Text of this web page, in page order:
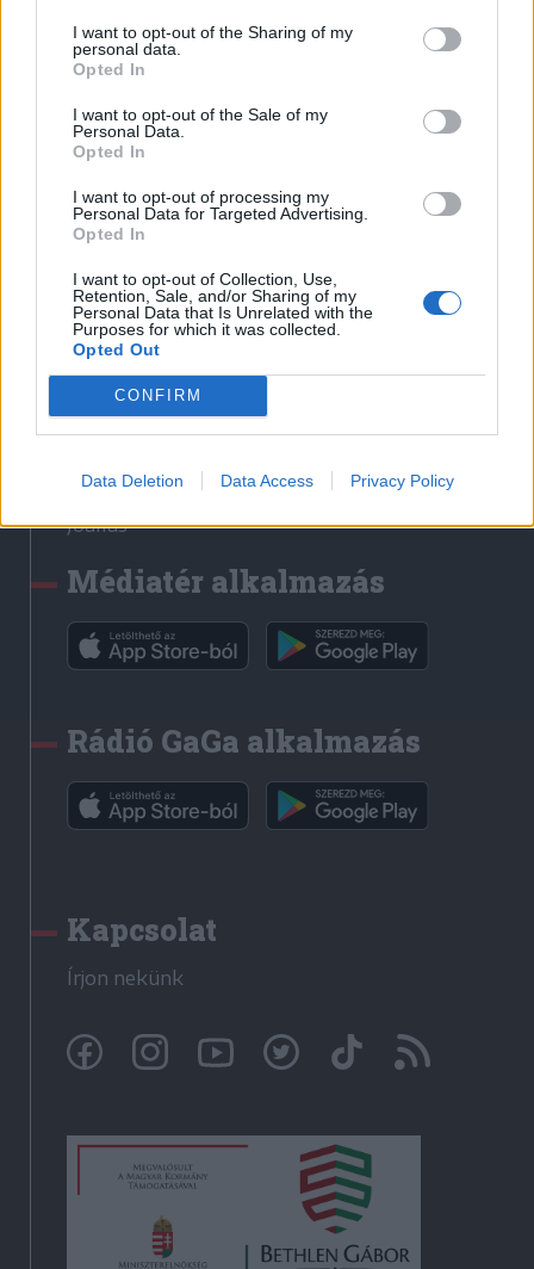
I want to opt-out of the Sharing of my
personal data.
Opted In
I want to opt-out of the Sale of my
Personal Data.
Opted In
I want to opt-out of processing my
Personal Data for Targeted Advertising.
Opted In
I want to opt-out of Collection, Use,
Retention, Sale, and/or Sharing of my
Personal Data that Is Unrelated with the
Purposes for which it was collected.
Opted Out
CONFIRM
Data Deletion Data Access Privacy Policy
Sütibeállítások
Médiatér
Liget
Krónika
Bihari Napló
Erdélyi Napló
Főtér
Rádió GaGa
Jóállás
Médiatér alkalmazás
Rádió GaGa alkalmazás
Kapcsolat
Írjon nekünk